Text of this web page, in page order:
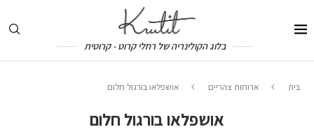
בלוג הקולינריה של רחלי קרוט - קרוטית
בית ארוחות צהריים אושפלאו בורגול חלום
אושפלאו בורגול חלום